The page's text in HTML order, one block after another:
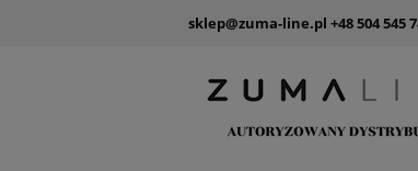
sklep@zuma-line.pl +48 504 545